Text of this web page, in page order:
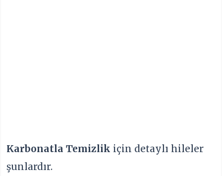
Karbonatla Temizlik için detaylı hileler
şunlardır.